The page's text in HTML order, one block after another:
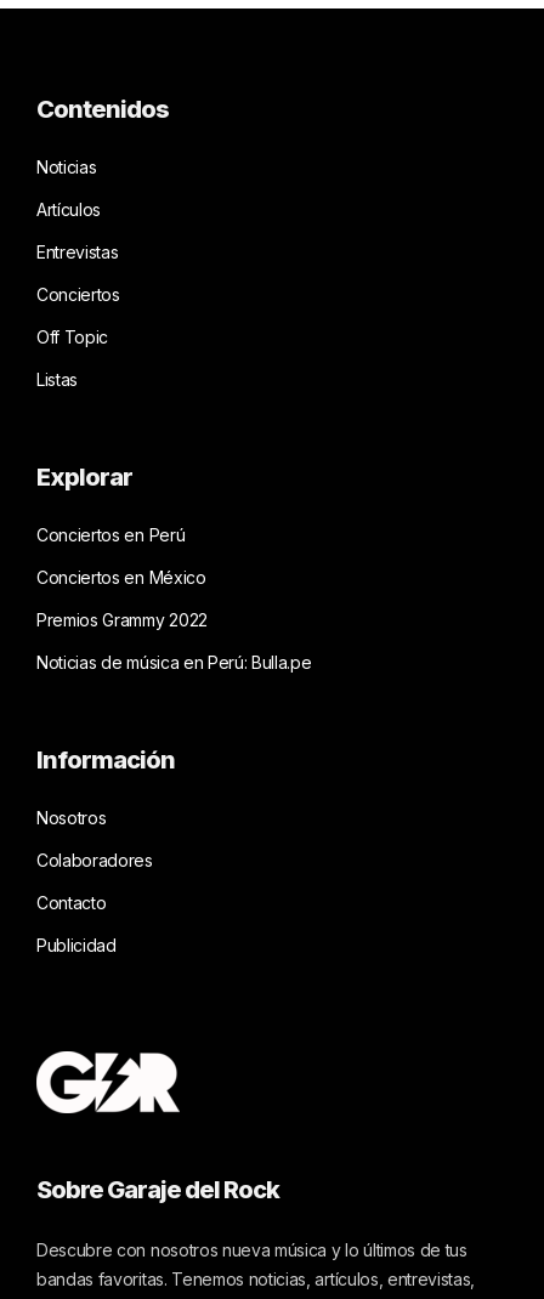
Contenidos
Noticias
Artículos
Entrevistas
Conciertos
Off Topic
Listas
Explorar
Conciertos en Perú
Conciertos en México
Premios Grammy 2022
Noticias de música en Perú: Bulla.pe
Información
Nosotros
Colaboradores
Contacto
Publicidad
Sobre Garaje del Rock
Descubre con nosotros nueva música y lo últimos de tus
bandas favoritas. Tenemos noticias, artículos, entrevistas,